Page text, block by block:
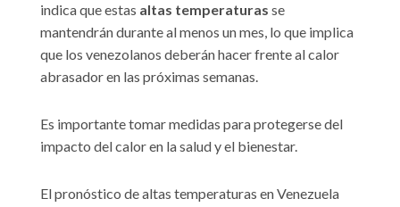
indica que estas altas temperaturas se
mantendrán durante al menos un mes, lo que implica
que los venezolanos deberán hacer frente al calor
abrasador en las próximas semanas.
Es importante tomar medidas para protegerse del
impacto del calor en la salud y el bienestar.
El pronóstico de altas temperaturas en Venezuela